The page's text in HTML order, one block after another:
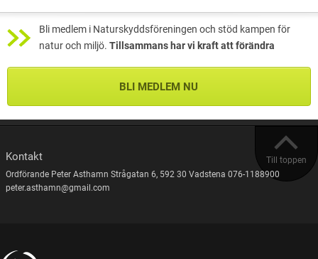
Bli medlem i Naturskyddsföreningen och stöd kampen för
natur och miljö. Tillsammans har vi kraft att förändra
BLI MEDLEM NU
Till toppen
Kontakt
Ordförande Peter Asthamn Strågatan 6, 592 30 Vadstena 076-1188900
peter.asthamn@gmail.com